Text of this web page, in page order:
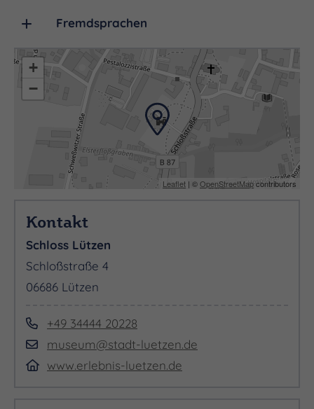
Fremdsprachen
+
−
Leaflet | ©OpenStreetMapcontributors
Kontakt
Schloss Lützen
Schloßstraße 4
06686 Lützen
+49 34444 20228
museum@stadt-luetzen.de
www.erlebnis-luetzen.de